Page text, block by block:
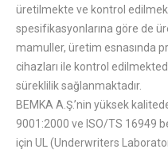
üretilmekte ve kontrol
spesifikasyonlarına göre de
mamuller, üretim esnasında
cihazları ile kontrol
süreklilik sağlanmaktadır.
BEMKA A.Ş.’nin yüksek
9001:2000 ve ISO/TS 16949
için UL (Underwriters